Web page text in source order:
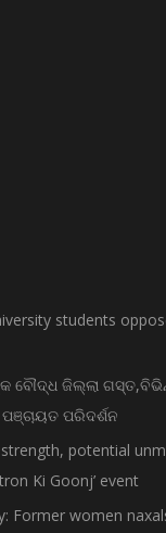
students
ବୌଦ୍ଧ ଜିଲ୍ଲା
ପରିଦର୍ଶନ
potential
Ki Goonj’ event
Former women